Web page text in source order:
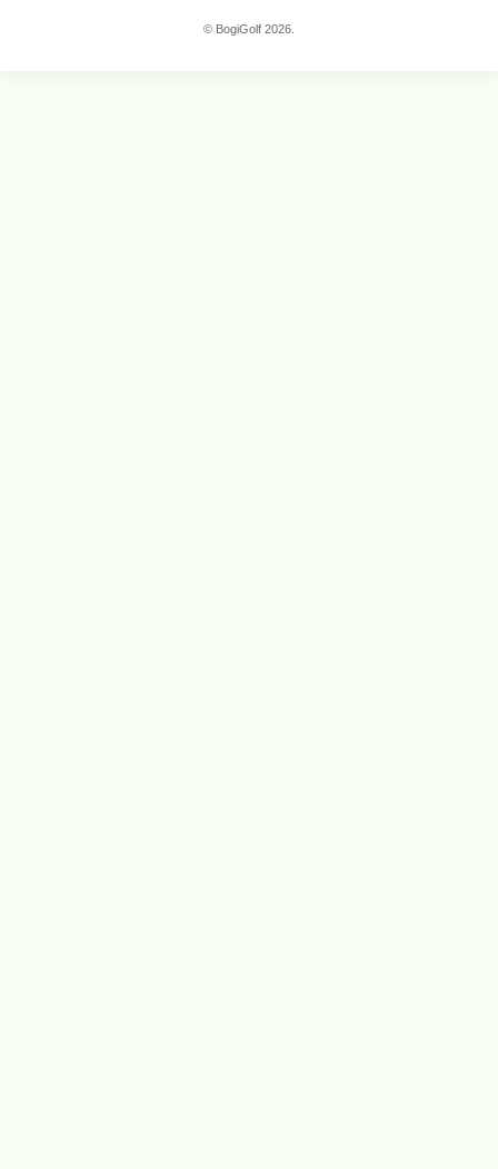
© BogiGolf 2026.